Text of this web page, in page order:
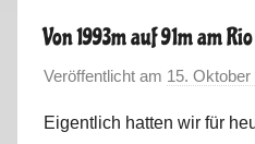
Von 1993m auf 91m am
Veröffentlicht am 15. Oktober
Eigentlich hatten wir für